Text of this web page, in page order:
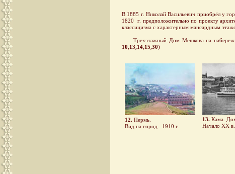
В 1885 г. Николай Васильевич приобрёл у
1820 г. предположительно по проекту
классицизма с характерным мансардным
Трехэтажный Дом Мешкова на
10,13,14,15,30)
12. Пермь.
Вид на город. 1910 г.
13. Кама.
Начало ХХ в.